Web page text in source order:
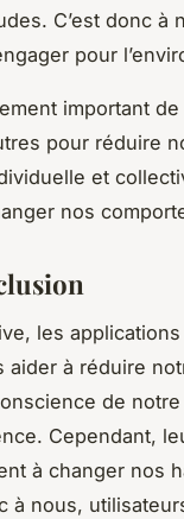
C’est donc
pour
important
pour réduire
et
nos
les
aider à réduire
de
Cependant,
à changer nos
à nous,